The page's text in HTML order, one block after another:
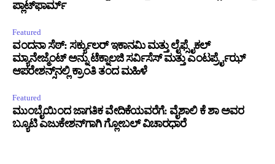
ಪ್ಲಾಟ್‌ಫಾರ್ಮ್
Featured
ವಂದನಾ ಸೆಠ್: ಸರ್ಕ್ಯುಲರ್ ಇಕಾನಮಿ ಮತ್ತು ಲೈಫ್ಸೈಕಲ್
ಮ್ಯಾನೇಜ್ಮೆಂಟ್ ಅನ್ನು ಟೆಕ್ನಾಲಜಿ ಸರ್ವಿಸೆಸ್ ಮತ್ತು ಎಂಟರ್ಪ್ರೈಝ್
ಆಪರೇಶನ್ಸ್‌ನಲ್ಲಿ ಕ್ರಾಂತಿ ತಂದ ಮಹಿಳೆ
Featured
ಮುಂಬೈಯಿಂದ ಜಾಗತಿಕ ವೇದಿಕೆಯವರೆಗೆ: ವೈಶಾಲಿ ಕೆ ಶಾ ಅವರ
ಬ್ಯೂಟಿ ಎಜುಕೇಶನ್‌ಗಾಗಿ ಗ್ಲೋಬಲ್ ವಿಚಾರಧಾರೆ